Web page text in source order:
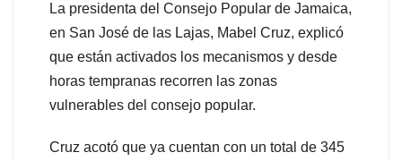
La presidenta del Consejo Popular de Jamaica,
en San José de las Lajas, Mabel Cruz, explicó
que están activados los mecanismos y desde
horas tempranas recorren las zonas
vulnerables del consejo popular.
Cruz acotó que ya cuentan con un total de 345